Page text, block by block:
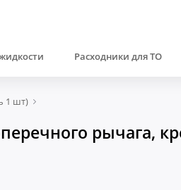
Расходники для ТО
1 шт)
рычага,